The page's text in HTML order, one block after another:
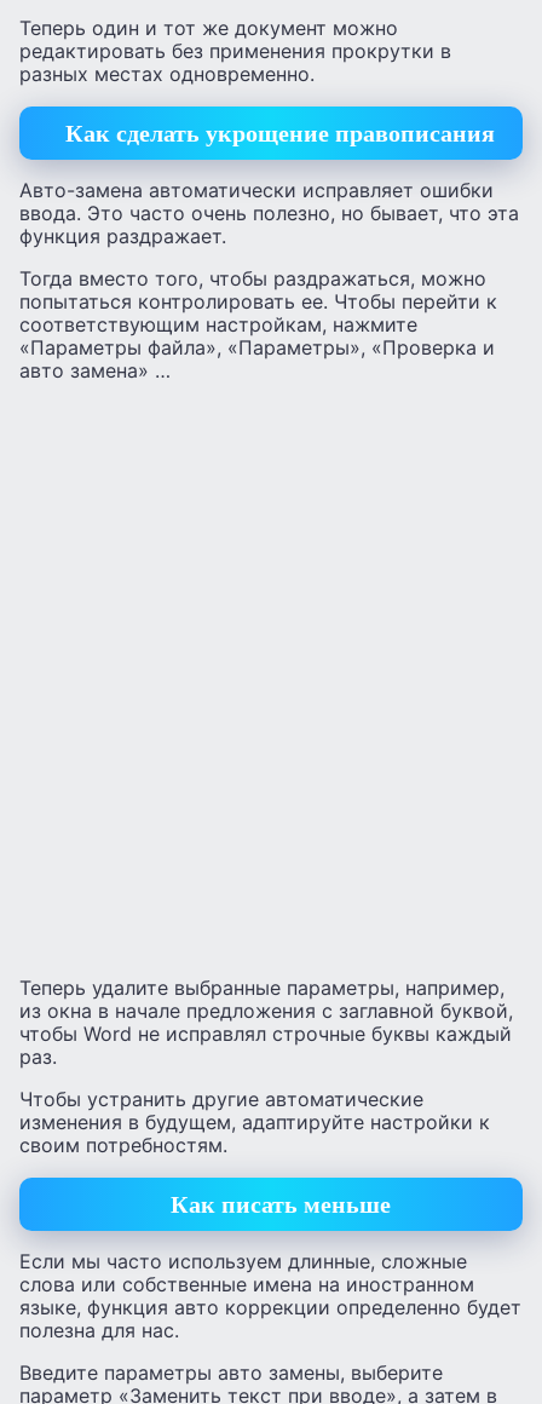
Теперь один и тот же документ можно
редактировать без применения прокрутки в
разных местах одновременно.
Как сделать укрощение правописания
Авто-замена автоматически исправляет ошибки
ввода. Это часто очень полезно, но бывает, что эта
функция раздражает.
Тогда вместо того, чтобы раздражаться, можно
попытаться контролировать ее. Чтобы перейти к
соответствующим настройкам, нажмите
«Параметры файла», «Параметры», «Проверка и
авто замена» …
Теперь удалите выбранные параметры, например,
из окна в начале предложения с заглавной буквой,
чтобы Word не исправлял строчные буквы каждый
раз.
Чтобы устранить другие автоматические
изменения в будущем, адаптируйте настройки к
своим потребностям.
Как писать меньше
Если мы часто используем длинные, сложные
слова или собственные имена на иностранном
языке, функция авто коррекции определенно будет
полезна для нас.
Введите параметры авто замены, выберите
параметр «Заменить текст при вводе», а затем в